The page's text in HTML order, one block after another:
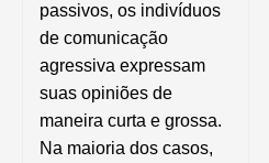
passivos, os indivíduos
de comunicação
agressiva expressam
suas opiniões de
maneira curta e grossa.
Na maioria dos casos,